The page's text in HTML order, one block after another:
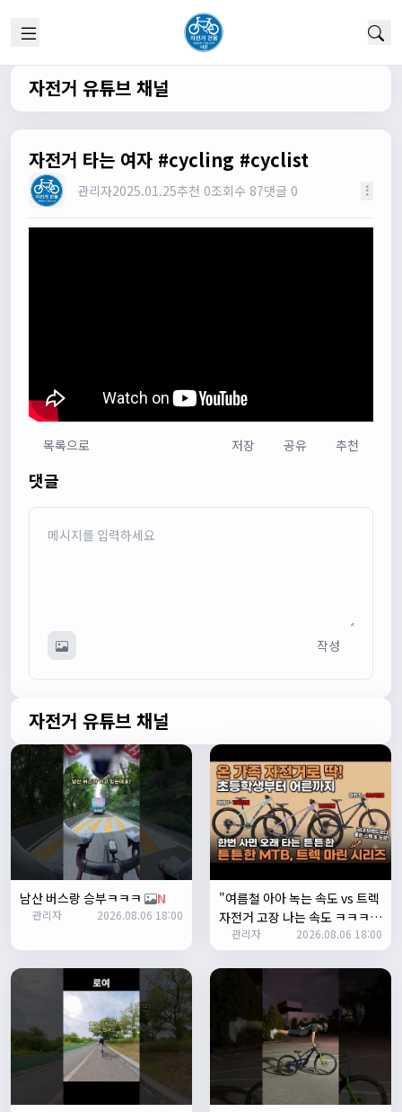
1/22/2025
원행13:19:45
원행13:19:59
새로운 자전거 커뮤니티가 되겠네요
관리자
모두들 환영합니다 :)
타데이포가차13:29:16
다다우운
관리자13:50:05
이름/휴대폰 번호는 이벤트에 활용될수 있다는 항목을 추가
쏭박 17:23:31
실시간 채팅 테스트
17:23:34
1
17:23:35
쏭박 17:23:38
테스트 2
쏭박17:23:41
테스트 테스트
쏭박17:24:16
자전거 유튜브 채널
자전거 타는 여자 #cycling #cyclist
관리자2025.01.25추천 0조회수 87댓글 0
목록으로 저장 공유 추천
댓글
작성
자전거 유튜브 채널
남산 버스랑 승부ㅋㅋㅋ N
관리자 2026.08.06 18:00
"여름철 아아 녹는 속도 vs 트렉
자전거 고장 나는 속도 ㅋㅋㅋ
입문용 MTB 끝판왕 추천"
N
관리자 2026.08.06 18:00